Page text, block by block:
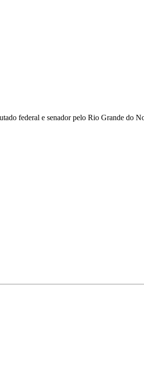
federal e senador pelo Rio Grande do